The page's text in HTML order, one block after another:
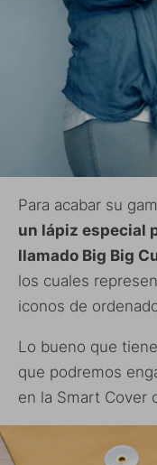
Para acabar su
un lápiz especial
llamado Big Big
los cuales
iconos de
Lo bueno que
que podremos
en la Smart Cover